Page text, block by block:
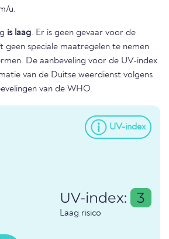
u.
is laag. Er is geen gevaar voor de
geen speciale maatregelen te nemen
De aanbeveling voor de UV-index
van de Duitse weerdienst volgens
van de WHO.
UV-index
UV-index: 3
Laag risico